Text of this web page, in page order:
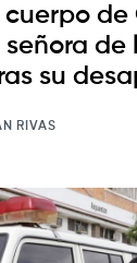
cuerpo de
señora de
su
RIVAS